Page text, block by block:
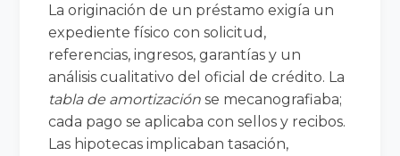
La originación de un préstamo exigía un
expediente físico con solicitud,
referencias, ingresos, garantías y un
análisis cualitativo del oficial de crédito. La
tabla de amortización se mecanografiaba;
cada pago se aplicaba con sellos y recibos.
Las hipotecas implicaban tasación,